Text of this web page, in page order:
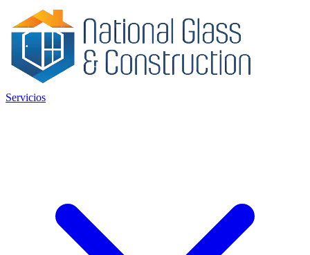
Servicios